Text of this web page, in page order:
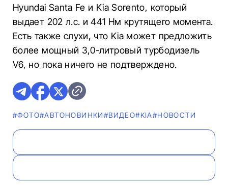
Hyundai Santa Fe и Kia Sorento, который
выдает 202 л.с. и 441 Нм крутящего момента.
Есть также слухи, что Kia может предложить
более мощный 3,0-литровый турбодизель
V6, но пока ничего не подтверждено.
#ФОТО#AВТОНОВИНКИ#ВИДЕО#KIA#НОВОСТИ